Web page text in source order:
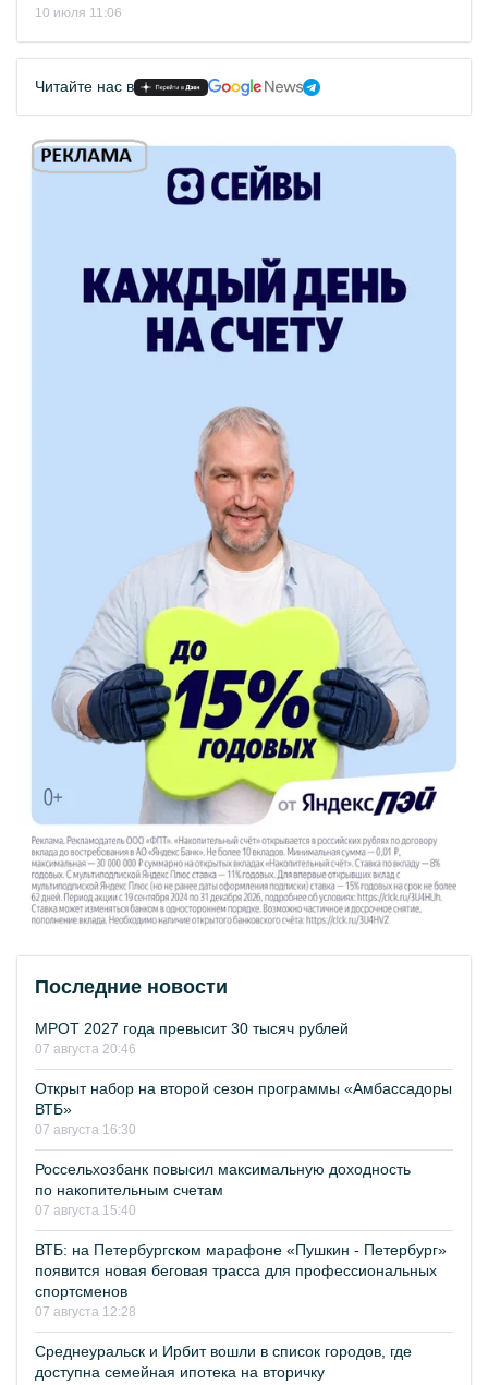
10 июля 11:06
Читайте нас в
Последние новости
МРОТ 2027 года превысит 30 тысяч рублей
07 августа 20:46
Открыт набор на второй сезон программы «Амбассадоры
ВТБ»
07 августа 16:30
Россельхозбанк повысил максимальную доходность
по накопительным счетам
07 августа 15:40
ВТБ: на Петербургском марафоне «Пушкин - Петербург»
появится новая беговая трасса для профессиональных
спортсменов
07 августа 12:28
Среднеуральск и Ирбит вошли в список городов, где
доступна семейная ипотека на вторичку